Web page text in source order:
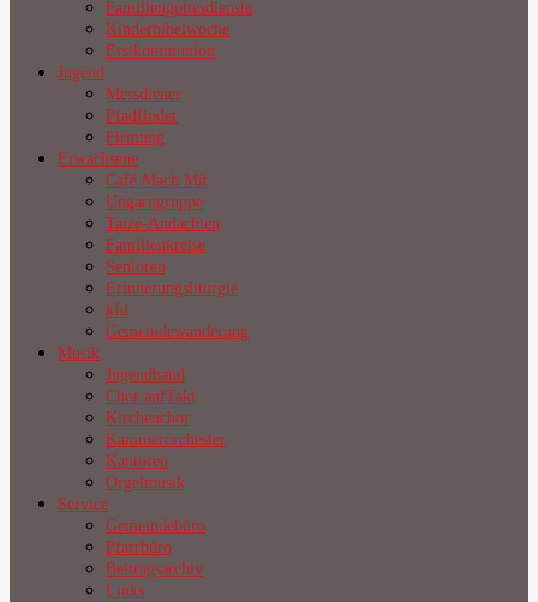
Familiengottesdienste
Kinderbibelwoche
Erstkommunion
Jugend
Messdiener
Pfadfinder
Firmung
Erwachsene
Café Mach Mit
Ungarngruppe
Taizé-Andachten
Familienkreise
Senioren
Erinnerungsliturgie
kfd
Gemeindewanderung
Musik
Jugendband
Chor aufTakt
Kirchenchor
Kammerorchester
Kantoren
Orgelmusik
Service
Gemeindebüro
Pfarrbüro
Beitragsarchiv
Links